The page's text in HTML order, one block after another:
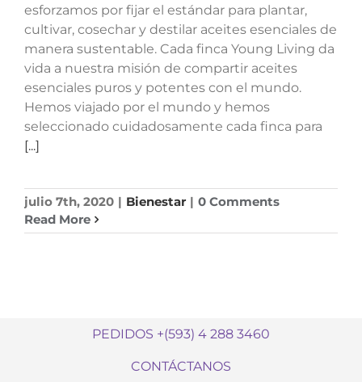
esforzamos por fijar el estándar para plantar,
cultivar, cosechar y destilar aceites esenciales de
manera sustentable. Cada finca Young Living da
vida a nuestra misión de compartir aceites
esenciales puros y potentes con el mundo.
Hemos viajado por el mundo y hemos
seleccionado cuidadosamente cada finca para
[...]
julio 7th, 2020 | Bienestar | 0 Comments
Read More
PEDIDOS +(593) 4 288 3460
CONTÁCTANOS